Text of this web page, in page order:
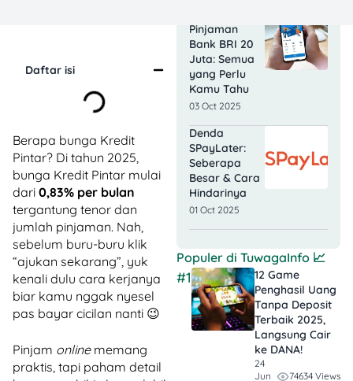
Daftar isi
Berapa bunga Kredit
Pintar? Di tahun 2025,
bunga Kredit Pintar mulai
dari 0,83% per bulan
tergantung tenor dan
jumlah pinjaman. Nah,
sebelum buru-buru klik
“ajukan sekarang”, yuk
kenali dulu cara kerjanya
biar kamu nggak nyesel
pas bayar cicilan nanti 😉
Pinjam onlinememang
praktis, tapi paham detail
Pinjaman
Bank BRI 20
Juta: Semua
yang Perlu
Kamu Tahu
03 Oct 2025
Denda
SPayLater:
Seberapa
Besar & Cara
Hindarinya
01 Oct 2025
Populer di TuwagaInfo 📈
#1
12 Game
Penghasil Uang
Tanpa Deposit
Terbaik 2025,
Langsung Cair
ke DANA!
24
Jun
74634 Views